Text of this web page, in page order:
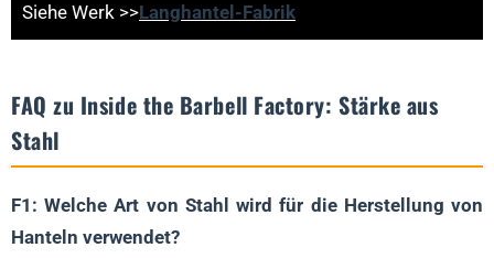
Siehe Werk >>Langhantel-Fabrik
FAQ zu Inside the Barbell Factory: Stärke aus
Stahl
F1: Welche Art von Stahl wird für die Herstellung von
Hanteln verwendet?